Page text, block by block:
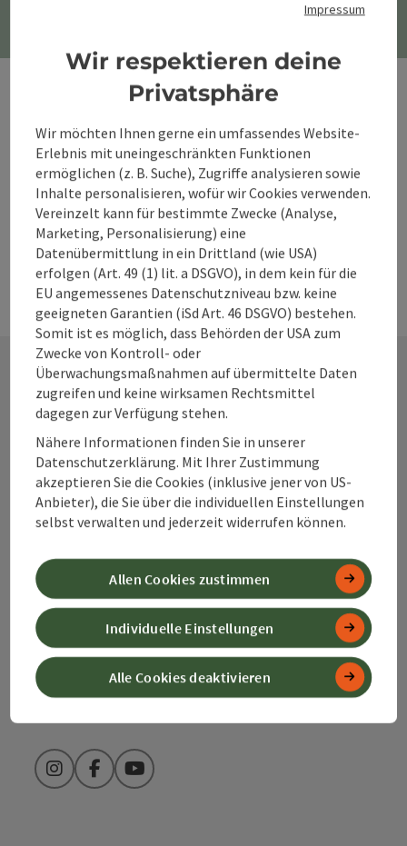
Kontakt
Alpenland Tourismus GmbH
Bahnhofstraße 2
+43 50 360 360 360
info@360alpenland.com
InstagramFacebookYouTube
Impressum
Wir respektieren deine
Privatsphäre
Wir möchten Ihnen gerne ein umfassendes Website-
Erlebnis mit uneingeschränkten Funktionen
ermöglichen (z. B. Suche), Zugriffe analysieren sowie
Inhalte personalisieren, wofür wir Cookies verwenden.
Vereinzelt kann für bestimmte Zwecke (Analyse,
Marketing, Personalisierung) eine
Datenübermittlung in ein Drittland (wie USA)
erfolgen (Art. 49 (1) lit. a DSGVO), in dem kein für die
EU angemessenes Datenschutzniveau bzw. keine
geeigneten Garantien (iSd Art. 46 DSGVO) bestehen.
Somit ist es möglich, dass Behörden der USA zum
Zwecke von Kontroll- oder
Überwachungsmaßnahmen auf übermittelte Daten
zugreifen und keine wirksamen Rechtsmittel
dagegen zur Verfügung stehen.
Nähere Informationen finden Sie in unserer
Datenschutzerklärung. Mit Ihrer Zustimmung
akzeptieren Sie die Cookies (inklusive jener von US-
Anbieter), die Sie über die individuellen Einstellungen
selbst verwalten und jederzeit widerrufen können.
Alle Cookies deaktivieren
Individuelle Einstellungen
Allen Cookies zustimmen